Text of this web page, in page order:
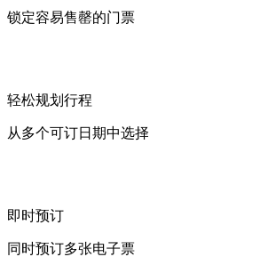
锁定容易售罄的门票
轻松规划行程
从多个可订日期中选择
即时预订
同时预订多张电子票